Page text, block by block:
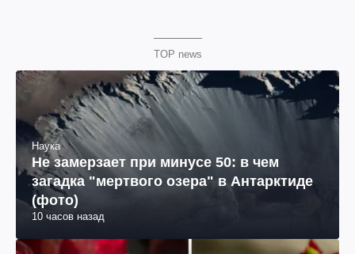
TOP news
Наука
Не замерзает при минусе 50: в чем
загадка "мертвого озера" в Антарктиде
(фото)
10 часов назад